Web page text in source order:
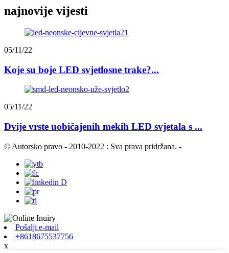
najnovije vijesti
05/11/22
Koje su boje LED svjetlosne trake?...
05/11/22
Dvije vrste uobičajenih mekih LED svjetala s ...
© Autorsko pravo - 2010-2022 : Sva prava pridržana. -
Pošalji e-mail
+8618675537756
x